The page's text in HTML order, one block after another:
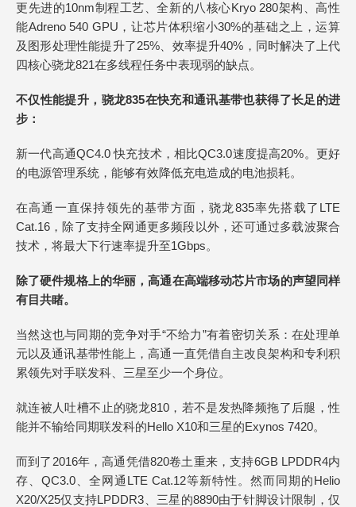
更先进的10nm制程工艺、全新的八核心Kryo 280架构、高性
能Adreno 540 GPU，让芯片体积缩小30%的基础之上，运算
及图形处理性能提升了25%、效率提升40%，同时解决了上代
四核心骁龙821在多线程任务中表现弱的缺点。
不仅性能提升，骁龙835在快充和通讯基带也获得了长足的进
步：
新一代高通QC4.0 快充技术，相比QC3.0速度提高20%。更好
的电源管理系统，能够有效降低充电造成的电池损耗。
在高通一直保持领先的基带方面，骁龙835率先搭载了LTE
Cat.16，除了支持全网通更多频段以外，还可通过多载波聚合
技术，将最大下行速率提升至1Gbps。
除了硬件规格上的华丽，高通在高端移动芯片市场的声望同样
有目共睹。
当然这也与同期的竞争对手“不给力”有着密切关系：在处理单
元以及通讯基带性能上，高通一直凭借自主改良架构和专利积
累领先对手联发科、三星至少一个身位。
就连被人吐槽不止的骁龙810，若不是发热降频拖了后腿，性
能并不输给同期联发科的Hello X10和三星的Exynos 7420。
而到了2016年，高通凭借820卷土重来，支持6GB LPDDR4内
存、QC3.0、全网通LTE Cat.12等新特性。然而同期的Helio
X20/X25仅支持LPDDR3、三星的8890由于针脚设计限制，仅